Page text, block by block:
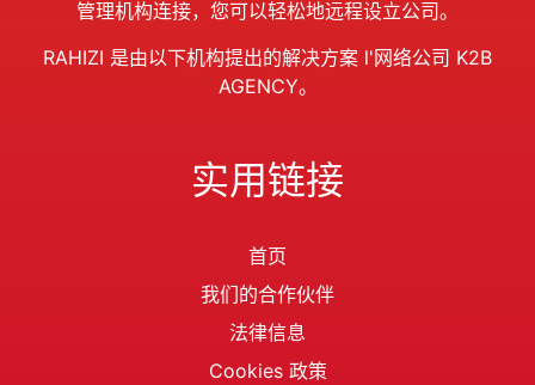
管理机构连接，您可以轻松地远程设立公司。
RAHIZI 是由以下机构提出的解决方案 l'网络公司 K2B
AGENCY。
实用链接
首页
我们的合作伙伴
法律信息
Cookies 政策